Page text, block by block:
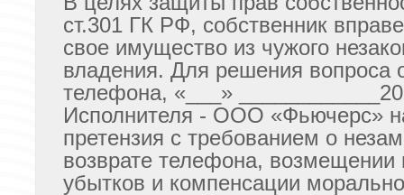
ст.301 ГК РФ, собственник
свое имущество из чужого
владения. Для решения вопроса
телефона, «___»
Исполнителя - ООО «Фьючерс»
претензия с требованием о
возврате телефона, возмещении
убытков и компенсации